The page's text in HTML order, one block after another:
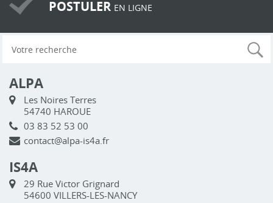
POSTULER EN LIGNE
ALPA
Les Noires Terres
54740 HAROUE
03 83 52 53 00
contact@alpa-is4a.fr
IS4A
29 Rue Victor Grignard
54600 VILLERS-LES-NANCY